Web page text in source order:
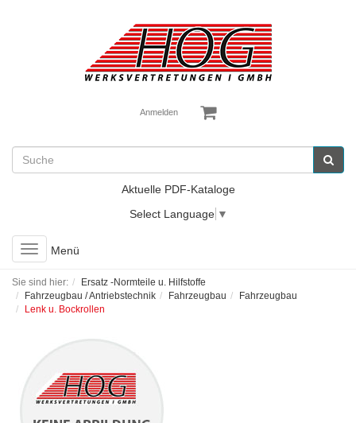
Anmelden
Aktuelle PDF-Kataloge
Select Language ▼
Toggle
navigation
Menü
Sie sind hier:
Ersatz -Normteile u. Hilfstoffe
Fahrzeugbau / Antriebstechnik
Fahrzeugbau
Fahrzeugbau
Lenk u. Bockrollen